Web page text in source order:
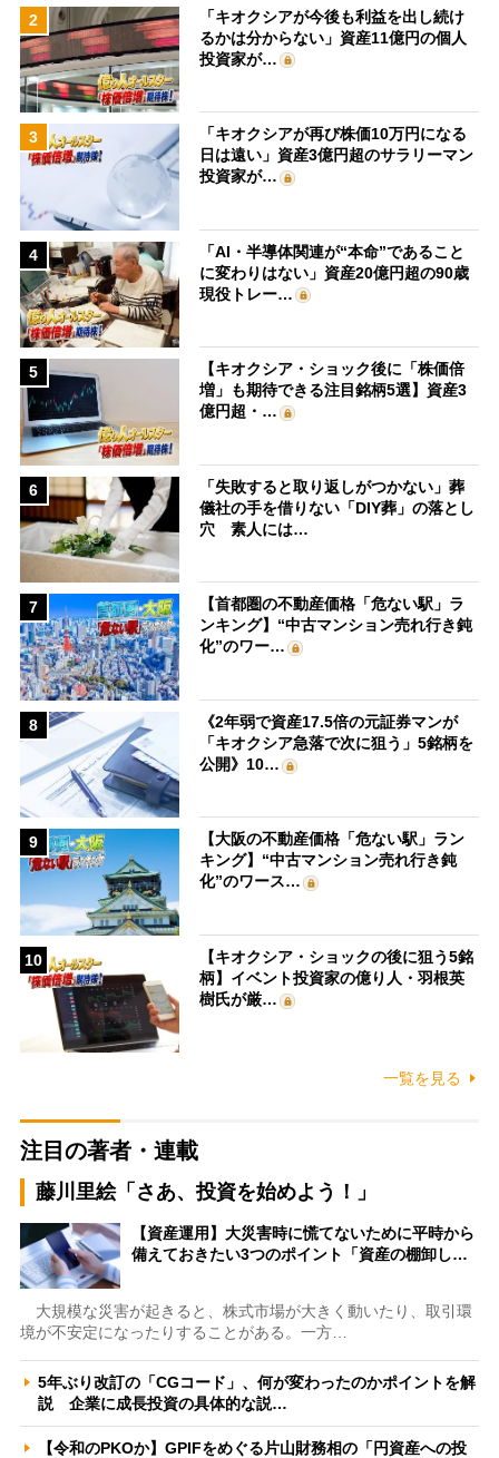
2
「キオクシアが今後も利益を出し続け
るかは分からない」資産11億円の個人
投資家が…
3
「キオクシアが再び株価10万円になる
日は遠い」資産3億円超のサラリーマン
投資家が…
4
「AI・半導体関連が“本命”であること
に変わりはない」資産20億円超の90歳
現役トレー…
5
【キオクシア・ショック後に「株価倍
増」も期待できる注目銘柄5選】資産3
億円超・…
6
「失敗すると取り返しがつかない」葬
儀社の手を借りない「DIY葬」の落とし
穴 素人には…
7
【首都圏の不動産価格「危ない駅」ラ
ンキング】“中古マンション売れ行き鈍
化”のワー…
8
《2年弱で資産17.5倍の元証券マンが
「キオクシア急落で次に狙う」5銘柄を
公開》10…
9
【大阪の不動産価格「危ない駅」ラン
キング】“中古マンション売れ行き鈍
化”のワース…
10
【キオクシア・ショックの後に狙う5銘
柄】イベント投資家の億り人・羽根英
樹氏が厳…
一覧を見る
注目の著者・連載
藤川里絵「さあ、投資を始めよう！」
【資産運用】大災害時に慌てないために平時から
備えておきたい3つのポイント「資産の棚卸し…
大規模な災害が起きると、株式市場が大きく動いたり、取引環
境が不安定になったりすることがある。一方…
5年ぶり改訂の「CGコード」、何が変わったのかポイントを解
説 企業に成長投資の具体的な説…
【令和のPKOか】GPIFをめぐる片山財務相の「円資産への投